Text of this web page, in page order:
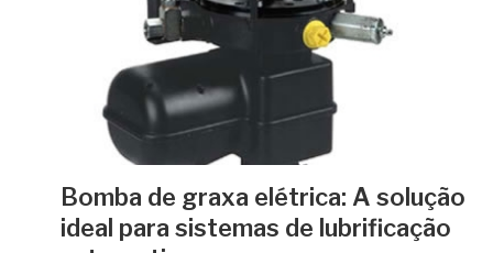
Bomba de graxa elétrica: A solução
ideal para sistemas de lubrificação